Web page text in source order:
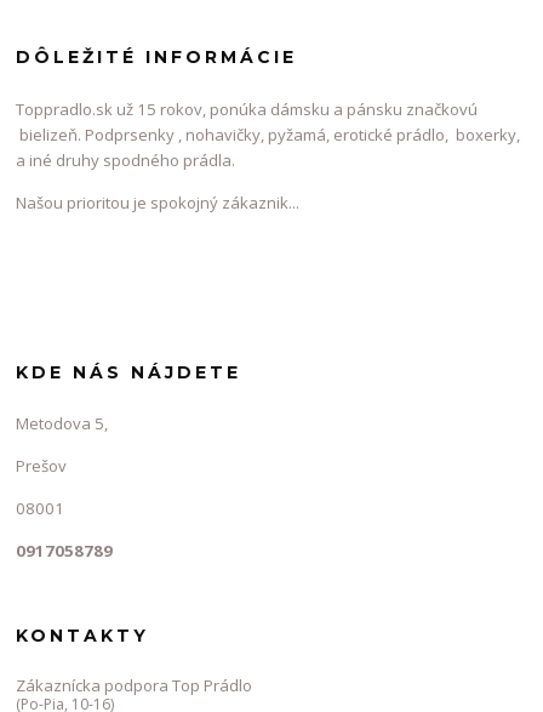
DÔLEŽITÉ INFORMÁCIE
Toppradlo.sk už 15 rokov, ponúka dámsku a pánsku značkovú
bielizeň. Podprsenky , nohavičky, pyžamá, erotické prádlo, boxerky,
a iné druhy spodného prádla.
Našou prioritou je spokojný zákaznik...
KDE NÁS NÁJDETE
Metodova 5,
Prešov
08001
0917058789
KONTAKTY
Zákaznícka podpora Top Prádlo
(Po-Pia, 10-16)